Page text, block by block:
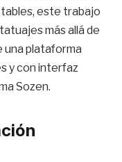
este trabajo
más allá de
una plataforma
y con interfaz
Sozen.